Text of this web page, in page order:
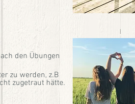
den Übungen
zu werden, z.B
zugetraut hätte.